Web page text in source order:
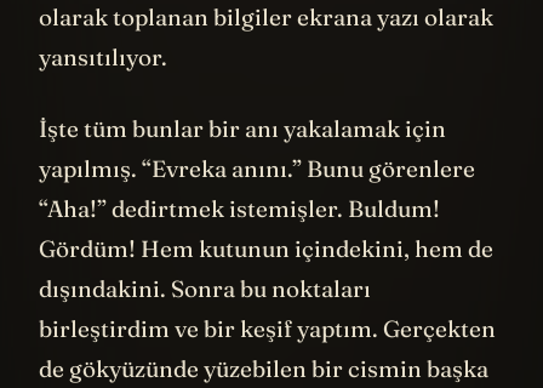
olarak toplanan bilgiler ekrana yazı olarak
yansıtılıyor.
İşte tüm bunlar bir anı yakalamak için
yapılmış. “Evreka anını.” Bunu görenlere
“Aha!” dedirtmek istemişler. Buldum!
Gördüm! Hem kutunun içindekini, hem de
dışındakini. Sonra bu noktaları
birleştirdim ve bir keşif yaptım. Gerçekten
de gökyüzünde yüzebilen bir cismin başka